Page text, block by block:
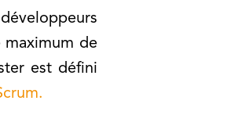
maximum de
est défini